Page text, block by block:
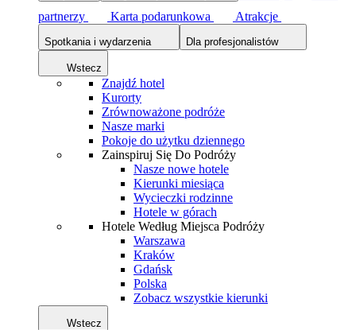
partnerzy
Karta podarunkowa Atrakcje
Spotkania i wydarzenia Dla profesjonalistów
Wstecz
Znajdź hotel
Kurorty
Zrównoważone podróże
Nasze marki
Pokoje do użytku dziennego
Zainspiruj Się Do Podróży
Nasze nowe hotele
Kierunki miesiąca
Wycieczki rodzinne
Hotele w górach
Hotele Według Miejsca Podróży
Warszawa
Kraków
Gdańsk
Polska
Zobacz wszystkie kierunki
Wstecz